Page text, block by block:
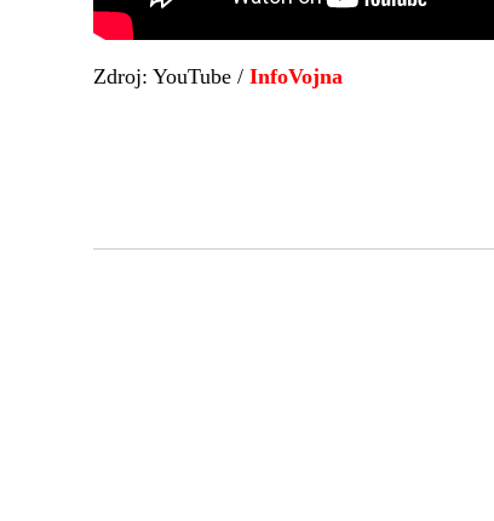
Zdroj: YouTube / InfoVojna